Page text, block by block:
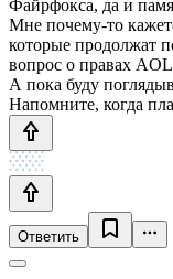
Файрфокса, да и
Мне почему-то
которые продолжат
вопрос о правах
А пока буду
Напомните, когда
Ответить